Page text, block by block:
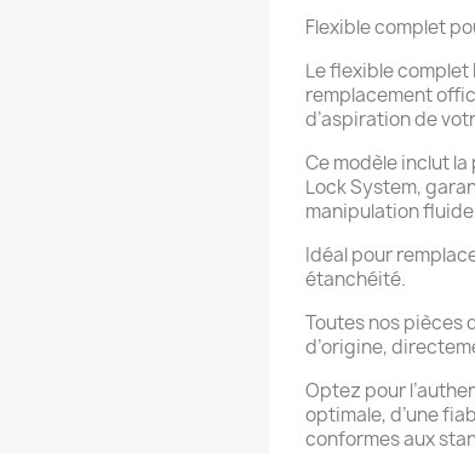
Flexible complet
Le flexible complet
remplacement
d’aspiration de
Ce modèle inclut
Lock System,
manipulation
Idéal pour
étanchéité.
Toutes nos pièces
d’origine,
Optez pour
optimale, d’une
conformes aux